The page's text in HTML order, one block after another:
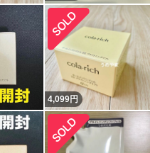
4,099円